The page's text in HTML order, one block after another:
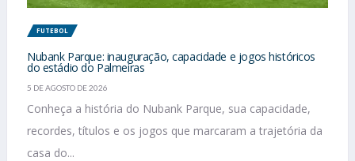
FUTEBOL
Nubank Parque: inauguração, capacidade e jogos históricos
do estádio do Palmeiras
5 DE AGOSTO DE 2026
Conheça a história do Nubank Parque, sua capacidade,
recordes, títulos e os jogos que marcaram a trajetória da
casa do...